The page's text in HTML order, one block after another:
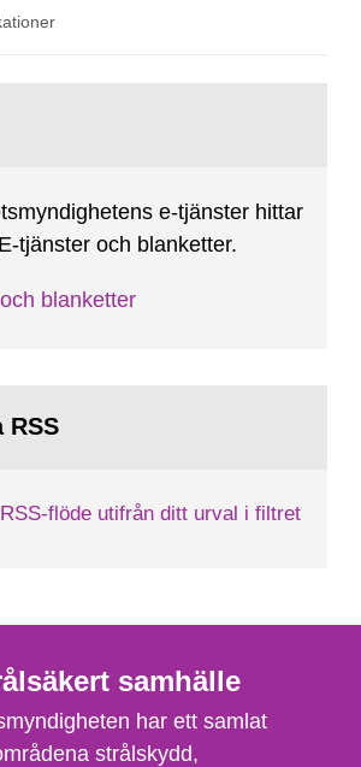
e-tjänster hittar
tjänster och blanketter.
blanketter
RSS
flöde utifrån ditt urval i filtret
samhälle
har ett samlat
strålskydd,